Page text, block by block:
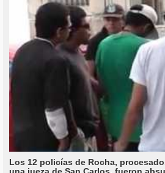
Los 12 policías de Rocha,